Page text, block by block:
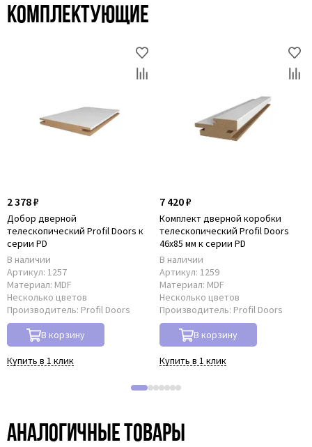
Комплектующие
2 378 ₽
Добор дверной
телескопический Profil Doors к
серии PD
В наличии
Артикул: 1257
Материал: MDF
Несколько цветов
Производитель: Profil Doors
В корзину
Купить в 1 клик
7 420 ₽
Комплект дверной коробки
телескопический Profil Doors
46x85 мм к серии PD
В наличии
Артикул: 1259
Материал: MDF
Несколько цветов
Производитель: Profil Doors
В корзину
Купить в 1 клик
Аналогичные товары